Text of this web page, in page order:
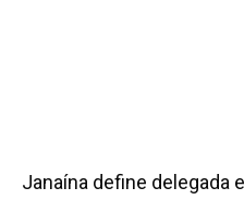
Janaína define delegada